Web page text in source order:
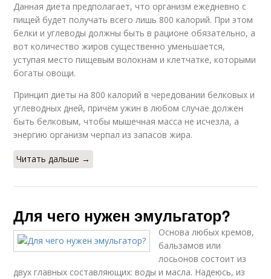
Данная диета предполагает, что организм ежедневно с
пищей будет получать всего лишь 800 калорий. При этом
белки и углеводы должны быть в рационе обязательно, а
вот количество жиров существенно уменьшается,
уступая место пищевым волокнам и клетчатке, которыми
богаты овощи.
Принцип диеты на 800 калорий в чередовании белковых и
углеводных дней, причём ужин в любом случае должен
быть белковым, чтобы мышечная масса не исчезла, а
энергию организм черпал из запасов жира.
Читать дальше →
Для чего нужен эмульгатор?
Основа любых кремов,
бальзамов или
лосьонов состоит из
двух главных составляющих: воды и масла. Надеюсь, из